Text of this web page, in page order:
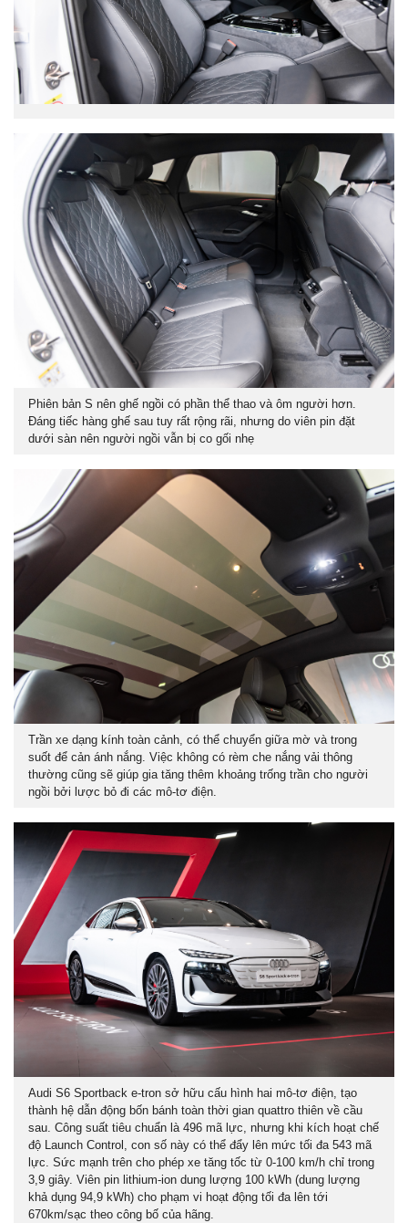
Phiên bản S nên ghế ngồi có phần thể thao và ôm người hơn.
Đáng tiếc hàng ghế sau tuy rất rộng rãi, nhưng do viên pin đặt
dưới sàn nên người ngồi vẫn bị co gối nhẹ
Trần xe dạng kính toàn cảnh, có thể chuyển giữa mờ và trong
suốt để cản ánh nắng. Việc không có rèm che nắng vải thông
thường cũng sẽ giúp gia tăng thêm khoảng trống trần cho người
ngồi bởi lược bỏ đi các mô-tơ điện.
Audi S6 Sportback e-tron sở hữu cấu hình hai mô-tơ điện, tạo
thành hệ dẫn động bốn bánh toàn thời gian quattro thiên về cầu
sau. Công suất tiêu chuẩn là 496 mã lực, nhưng khi kích hoạt chế
độ Launch Control, con số này có thể đẩy lên mức tối đa 543 mã
lực. Sức mạnh trên cho phép xe tăng tốc từ 0-100 km/h chỉ trong
3,9 giây. Viên pin lithium-ion dung lượng 100 kWh (dung lượng
khả dụng 94,9 kWh) cho phạm vi hoạt động tối đa lên tới
670km/sạc theo công bố của hãng.